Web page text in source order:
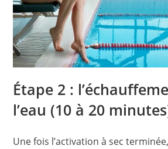
Étape 2 :
l’eau (10 à 20
Une fois l’activation à sec